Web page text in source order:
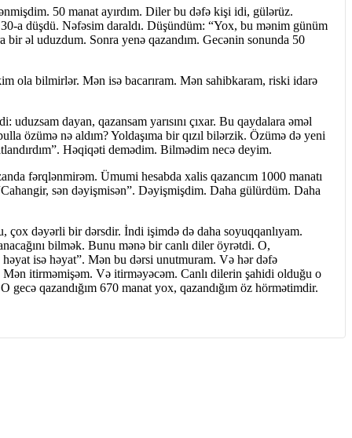
50 manat ayırdım. Diler bu dəfə kişi idi, gülərüz.
a düşdü. Nəfəsim daraldı. Düşündüm: “Yox, bu mənim günüm
əl uduzdum. Sonra yenə qazandım. Gecənin sonunda 50
ola bilmirlər. Mən isə bacarıram. Mən sahibkaram, riski idarə
dayan, qazansam yarısını çıxar. Bu qaydalara əməl
özümə nə aldım? Yoldaşıma bir qızıl bilərzik. Özümə də yeni
Həqiqəti demədim. Bilmədim necə deyim.
fərqlənmirəm. Ümumi hesabda xalis qazancım 1000 manatı
sən dəyişmisən”. Dəyişmişdim. Daha gülürdüm. Daha
çox dəyərli bir dərsdir. İndi işimdə də daha soyuqqanlıyam.
bilmək. Bunu mənə bir canlı diler öyrətdi. O,
isə həyat”. Mən bu dərsi unutmuram. Və hər dəfə
itirməmişəm. Və itirməyəcəm. Canlı dilerin şahidi olduğu o
qazandığım 670 manat yox, qazandığım öz hörmətimdir.